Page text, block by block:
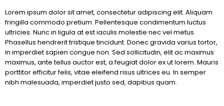
Lorem ipsum dolor sit amet, consectetur adipiscing elit. Aliquam
fringilla commodo pretium. Pellentesque condimentum luctus
ultricies. Nunc in ligula at est iaculis molestie nec vel metus.
Phasellus hendrerit tristique tincidunt. Donec gravida varius tortor,
in imperdiet sapien congue non. Sed sollicitudin, elit ac maximus
maximus, ante tellus auctor est, a feugiat dolor ex ut lorem. Mauris
porttitor efficitur felis, vitae eleifend risus ultrices eu. In semper
nibh malesuada, imperdiet justo sed, dapibus quam.